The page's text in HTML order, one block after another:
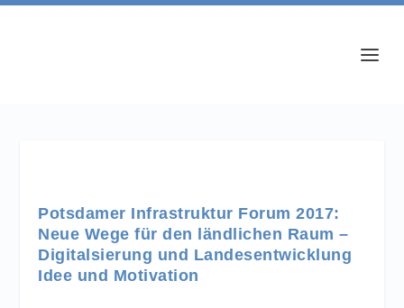
Potsdamer Infrastruktur Forum 2017:
Neue Wege für den ländlichen Raum –
Digitalsierung und Landesentwicklung
Idee und Motivation